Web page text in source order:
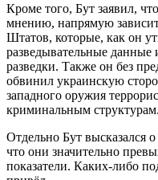
Кроме того, Бут заявил,
мнению, напрямую
Штатов, которые, как он
разведывательные
разведки. Также он без
обвинил украинскую
западного оружия
криминальным структурам.
Отдельно Бут высказался
что они значительно
показатели. Каких-либо